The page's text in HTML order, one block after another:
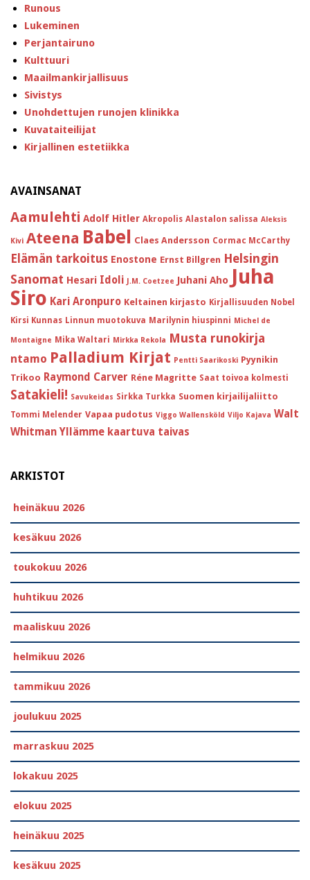
Runous
Lukeminen
Perjantairuno
Kulttuuri
Maailmankirjallisuus
Sivistys
Unohdettujen runojen klinikka
Kuvataiteilijat
Kirjallinen estetiikka
AVAINSANAT
Aamulehti Adolf Hitler Akropolis Alastalon salissa Aleksis
Kivi Ateena Babel Claes Andersson Cormac McCarthy
Elämän tarkoitus Enostone Ernst Billgren Helsingin
Sanomat Hesari Idoli J.M. Coetzee Juhani Aho Juha
Siro Kari Aronpuro Keltainen kirjasto Kirjallisuuden Nobel
Kirsi Kunnas Linnun muotokuva Marilynin hiuspinni Michel de
Montaigne Mika Waltari Mirkka Rekola Musta runokirja
ntamo Palladium Kirjat Pentti Saarikoski Pyynikin
Trikoo Raymond Carver Réne Magritte Saat toivoa kolmesti
Satakieli! Savukeidas Sirkka Turkka Suomen kirjailijaliitto
Tommi Melender Vapaa pudotus Viggo Wallensköld Viljo Kajava Walt
Whitman Yllämme kaartuva taivas
ARKISTOT
heinäkuu 2026
kesäkuu 2026
toukokuu 2026
huhtikuu 2026
maaliskuu 2026
helmikuu 2026
tammikuu 2026
joulukuu 2025
marraskuu 2025
lokakuu 2025
elokuu 2025
heinäkuu 2025
kesäkuu 2025